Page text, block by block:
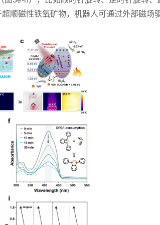
超顺磁性铁氧矿物，机器人可通过外部磁场